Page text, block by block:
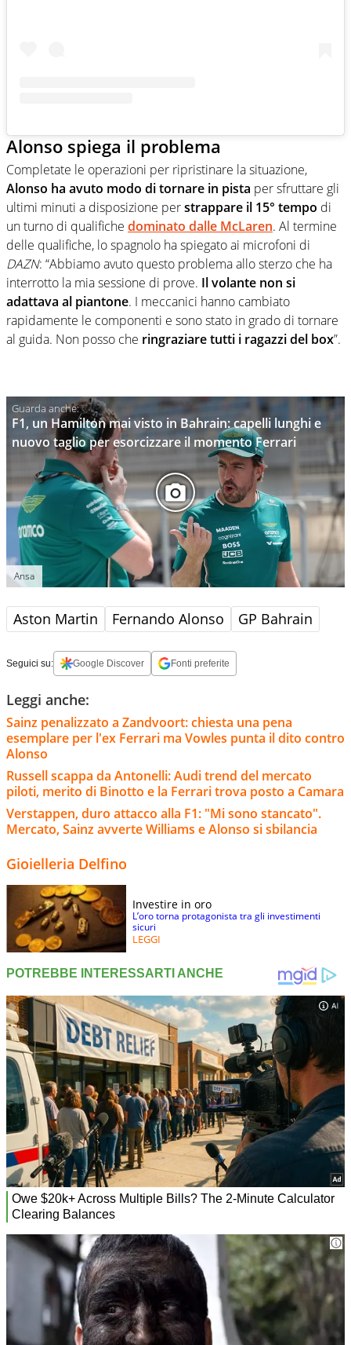
Alonso spiega il problema
Completate le operazioni per ripristinare la situazione,
Alonso ha avuto modo di tornare in pista per sfruttare gli
ultimi minuti a disposizione perstrappare il 15° tempo di
un turno di qualifiche dominato dalle McLaren. Al termine
delle qualifiche, lo spagnolo ha spiegato ai microfoni di
DAZN: “Abbiamo avuto questo problema allo sterzo che ha
interrotto la mia sessione di prove. Il volante non si
adattava al piantone. I meccanici hanno cambiato
rapidamente le componenti e sono stato in grado di tornare
al guida. Non posso che ringraziare tutti i ragazzi del box”.
F1, un Hamilton mai visto in Bahrain: capelli lunghi e
nuovo taglio per esorcizzare il momento Ferrari
Ansa
Aston Martin Fernando Alonso GP Bahrain
Seguici su: Google Discover Fonti preferite
Leggi anche:
Sainz penalizzato a Zandvoort: chiesta una pena
esemplare per l'ex Ferrari ma Vowles punta il dito contro
Alonso
Russell scappa da Antonelli: Audi trend del mercato
piloti, merito di Binotto e la Ferrari trova posto a Camara
Verstappen, duro attacco alla F1: "Mi sono stancato".
Mercato, Sainz avverte Williams e Alonso si sbilancia
Gioielleria Delfino
Investire in oro
L’oro torna protagonista tra gli investimenti
sicuri
LEGGI